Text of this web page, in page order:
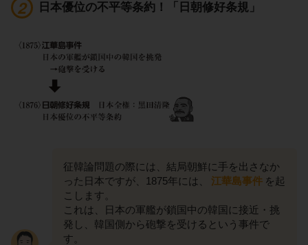
日本優位の不平等条約！「日朝修好条規」
征韓論問題の際には、結局朝鮮に手を出さなか
った日本ですが、1875年には、
江華島事件 を起
こします。
これは、日本の軍艦が鎖国中の韓国に接近・挑
発し、韓国側から砲撃を受けるという事件で
す。